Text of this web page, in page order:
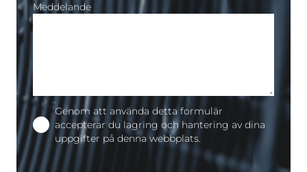
Meddelande
Genom att använda detta formulär
accepterar du lagring och hantering av dina
uppgifter på denna webbplats.